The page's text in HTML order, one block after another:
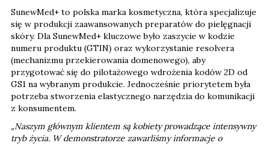
SunewMed+ to polska marka kosmetyczna, która specjalizuje
się w produkcji zaawansowanych preparatów do pielęgnacji
skóry. Dla SunewMed+ kluczowe było zaszycie w kodzie
numeru produktu (GTIN) oraz wykorzystanie resolvera
(mechanizmu przekierowania domenowego), aby
przygotować się do pilotażowego wdrożenia kodów 2D od
GS1 na wybranym produkcie. Jednocześnie priorytetem była
potrzeba stworzenia elastycznego narzędzia do komunikacji
z konsumentem.
„Naszym głównym klientem są kobiety prowadzące intensywny
tryb życia. W demonstratorze zawarliśmy informacje o